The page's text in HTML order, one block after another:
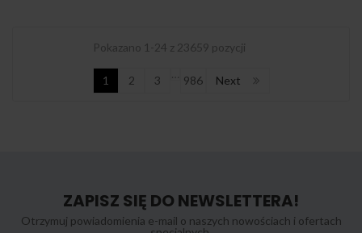
Pokazano 1-24 z 23659 pozycji
1 2 3 986 Next
ZAPISZ SIĘ DO NEWSLETTERA!
Otrzymuj powiadomienia e-mail o naszych nowościach i ofertach